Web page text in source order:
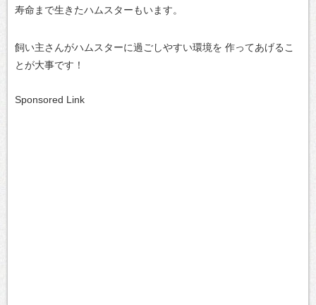
寿命まで生きたハムスターもいます。
飼い主さんがハムスターに過ごしやすい環境を 作ってあげるこ
とが大事です！
Sponsored Link